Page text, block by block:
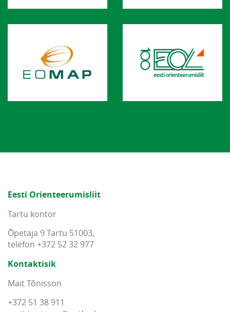
Eesti Orienteerumisliit
Tartu kontor
Õpetaja 9 Tartu 51003,
telefon +372 52 32 977
Kontaktisik
Mait Tõnisson
+372 51 38 911